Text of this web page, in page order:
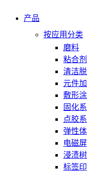
产品
按应用分类
磨料
粘合剂
清洁
元件
敷形
固化
点胶
弹性
电磁
浸渍
标签印